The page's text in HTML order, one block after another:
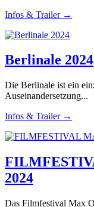
Infos & Trailer →
Berlinale 2024
Die Berlinale ist ein
Auseinandersetzung...
Infos & Trailer →
2024
Das Filmfestival Max